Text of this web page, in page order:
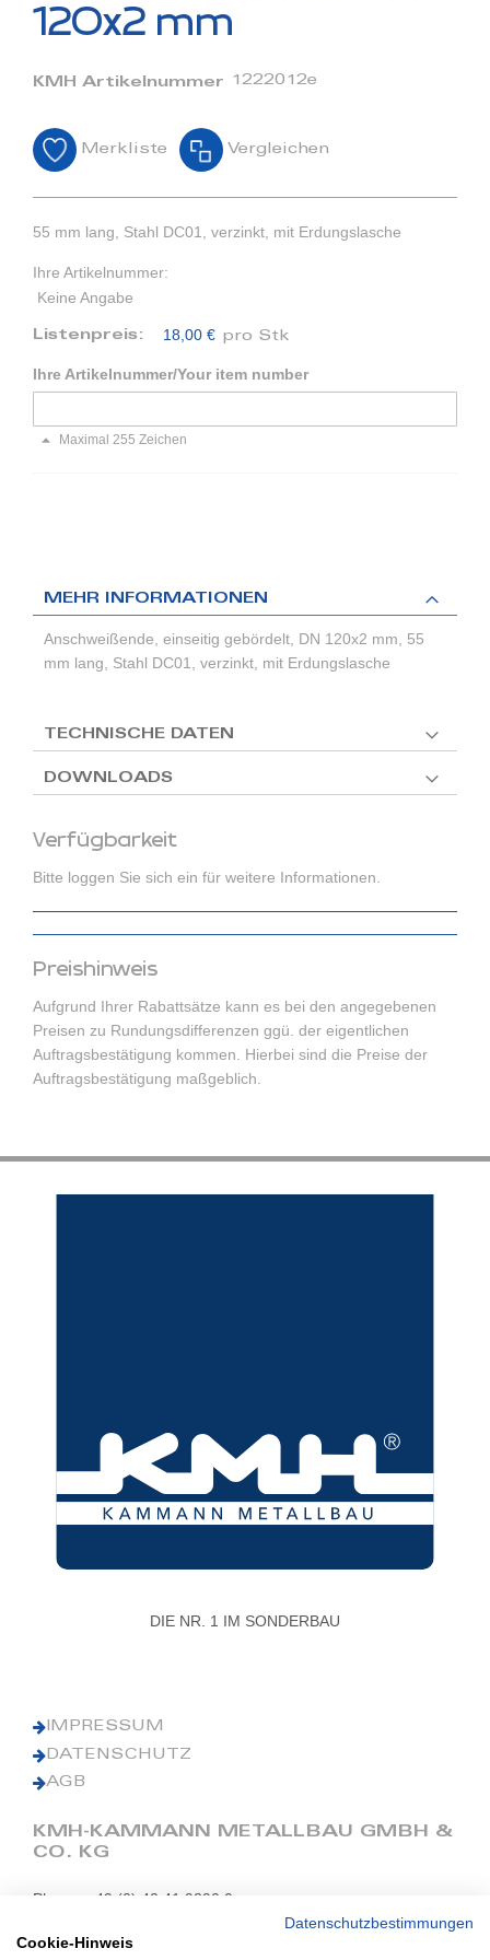
springen
120x2 mm
KMH Artikelnummer 1222012e
Merkliste Vergleichen
55 mm lang, Stahl DC01, verzinkt, mit Erdungslasche
Ihre Artikelnummer:
Keine Angabe
Listenpreis: 18,00 € pro Stk
Ihre Artikelnummer/Your item number
Maximal 255 Zeichen
Verfügbarkeit
Bitte loggen Sie sich ein für weitere Informationen.
Preishinweis
Aufgrund Ihrer Rabattsätze kann es bei den angegebenen
Preisen zu Rundungsdifferenzen ggü. der eigentlichen
Auftragsbestätigung kommen. Hierbei sind die Preise der
Auftragsbestätigung maßgeblich.
MEHR INFORMATIONEN
Anschweißende, einseitig gebördelt, DN 120x2 mm, 55
mm lang, Stahl DC01, verzinkt, mit Erdungslasche
TECHNISCHE DATEN
DOWNLOADS
DIE NR. 1 IM SONDERBAU
IMPRESSUM
DATENSCHUTZ
AGB
KMH-KAMMANN METALLBAU GMBH &
CO. KG
Phone: +49 (0) 42 41 9390 0
E-Mail: office@kmh.net
Datenschutzbestimmungen
Cookie-Hinweis